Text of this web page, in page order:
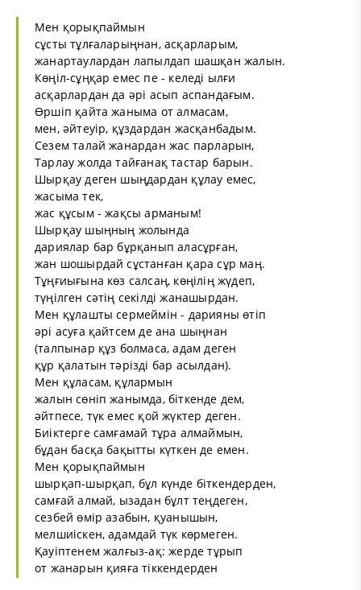
Мен қорықпаймын
сұсты тұлғаларыңнан, асқарларым,
жанартаулардан лапылдап шашқан жалын.
Көңіл-сұңқар емес пе - келеді ылғи
асқарлардан да әрі асып аспандағым.
Өршіп қайта жаныма от алмасам,
мен, әйтеуір, құздардан жасқанбадым.
Сезем талай жанардан жас парларын,
Тарлау жолда тайғанақ тастар барын.
Шырқау деген шыңдардан құлау емес,
жасыма тек,
жас құсым - жақсы арманым!
Шырқау шыңның жолында
дариялар бар бұрқанып аласұрған,
жан шошырдай сұстанған қара сұр маң.
Тұңғиығына көз салсаң, көңілің жүдеп,
түңілген сәтің секілді жанашырдан.
Мен құлашты сермеймін - дарияны өтіп
әрі асуға қайтсем де ана шыңнан
(талпынар құз болмаса, адам деген
құр қалатын тәрізді бар асылдан).
Мен құласам, құлармын
жалын сөніп жанымда, біткенде дем,
әйтпесе, түк емес қой жүктер деген.
Биіктерге самғамай тұра алмаймын,
бұдан басқа бақытты күткен де емен.
Мен қорықпаймын
шырқап-шырқап, бұл күнде біткендерден,
самғай алмай, ызадан бұлт теңдеген,
сезбей өмір азабын, қуанышын,
мелшиіскен, адамдай түк көрмеген.
Қауіптенем жалғыз-ақ: жерде тұрып
от жанарын қияға тіккендерден